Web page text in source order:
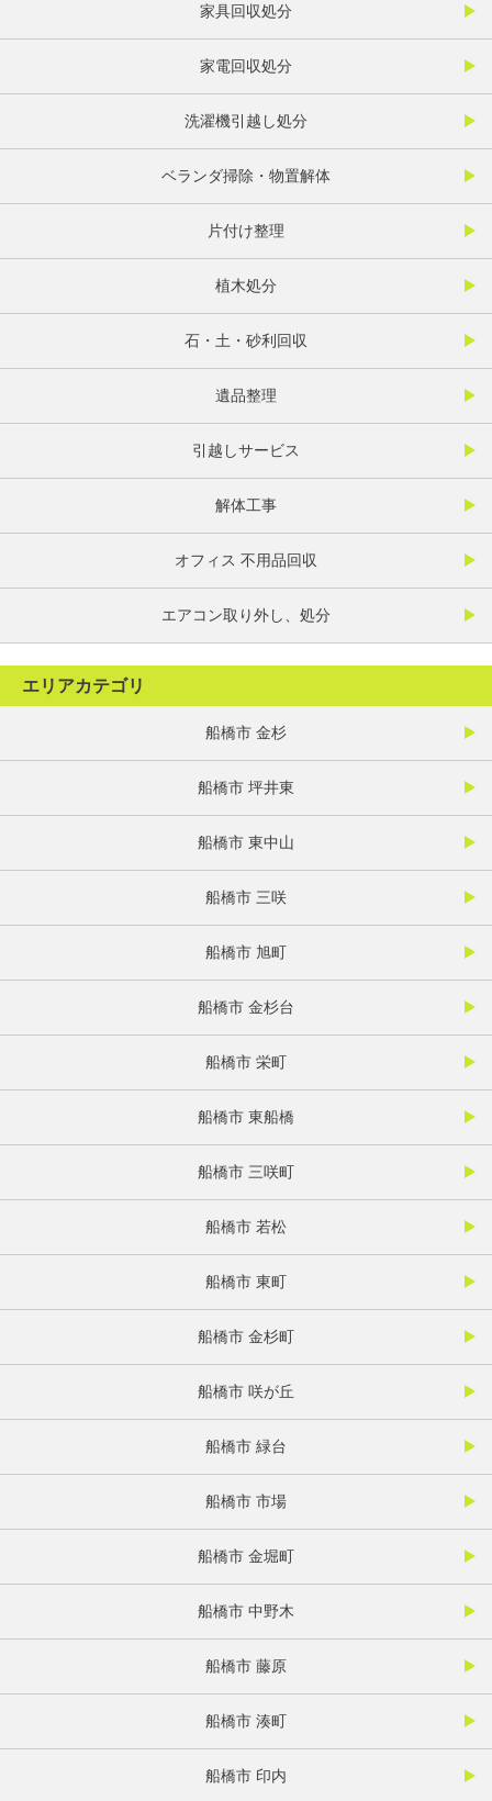
家具回収処分
家電回収処分
洗濯機引越し処分
ベランダ掃除・物置解体
片付け整理
植木処分
石・土・砂利回収
遺品整理
引越しサービス
解体工事
オフィス 不用品回収
エアコン取り外し、処分
エリアカテゴリ
船橋市 金杉
船橋市 坪井東
船橋市 東中山
船橋市 三咲
船橋市 旭町
船橋市 金杉台
船橋市 栄町
船橋市 東船橋
船橋市 三咲町
船橋市 若松
船橋市 東町
船橋市 金杉町
船橋市 咲が丘
船橋市 緑台
船橋市 市場
船橋市 金堀町
船橋市 中野木
船橋市 藤原
船橋市 湊町
船橋市 印内